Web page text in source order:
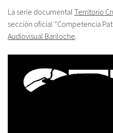
La serie documental Territorio
sección oficial “Competencia
Audiovisual Bariloche